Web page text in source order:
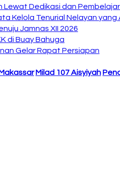
Lewat Dedikasi dan
Kelola Tenurial Nelayan
Jamnas XII 2026
di Buay Bahuga
Gelar Rapat Persiapan
Milad 107 Aisyiyah